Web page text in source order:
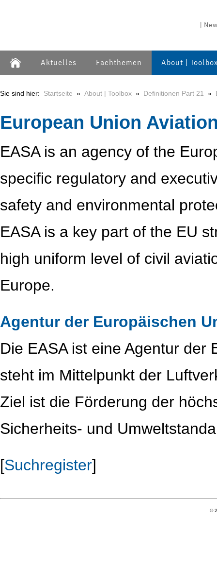
|
Aktuelles Fachthemen About |
Sie sind hier: Startseite » About | Toolbox » Definitionen Part 21 »
European Union
EASA is an agency of the
specific regulatory and
safety and environmental
EASA is a key part of the EU
high uniform level of civil
Europe.
Agentur der Europäischen
Die EASA ist eine Agentur der
steht im Mittelpunkt der
Ziel ist die Förderung der
Sicherheits- und
[Suchregister]
©